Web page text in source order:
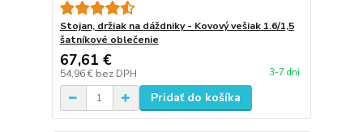
Stojan, držiak na dáždniky - Kovový vešiak 1.6/1,5
šatníkové oblečenie
67,61 €
54,96 € bez DPH 3-7 dni
Pridať do košíka